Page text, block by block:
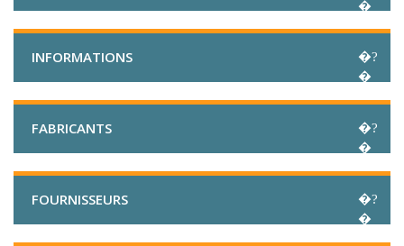
INFORMATIONS
FABRICANTS
FOURNISSEURS